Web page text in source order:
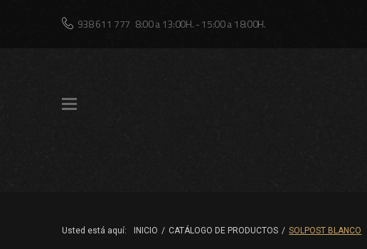
938 611 777 8:00 a 13:00H. - 15:00 a 18:00H.
Usted está aquí: INICIO / CATÁLOGO DE PRODUCTOS / SOLPOST BLANCO